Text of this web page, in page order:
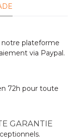
notre plateforme
via Paypal.
72h pour toute
GARANTIE